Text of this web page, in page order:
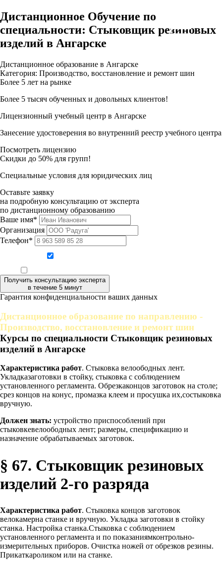
Дистанционное Обучение по
специальности: Стыковщик резиновых
изделий в Ангарске
Дистанционное образование в Ангарске
Категория: Производство, восстановление и ремонт шин
Более 5 лет на рынке
Более 5 тысяч обученных и довольных клиентов!
Лицензионный учебный центр в Ангарске
Занесение удостоверения во внутренний реестр учебного центра
Посмотреть лицензию
Скидки до 50% для групп!
Специальные условия для юридических лиц
Оставьте заявку
на подробную консультацию от эксперта
по дистанционному образованию
Ваше имя*
Организация
Телефон*
Получить консультацию эксперта
в течение 5 минут
Гарантия конфиденциальности ваших данных
Дистанционное образование по направлению -
Производство, восстановление и ремонт шин
Курсы по специальности Стыковщик резиновых
изделий в Ангарске
Характеристика работ. Стыковка велоободных лент.
Укладказаготовки в стойку, стыковка с соблюдением
установленного регламента. Обрезкаконцов заготовок на столе;
срез концов на конус, промазка клеем и просушка их,состыковка
вручную.
Должен знать: устройство приспособлений при
стыковкевелоободных лент; размеры, спецификацию и
назначение обрабатываемых заготовок.
§ 67. Стыковщик резиновых
изделий 2-го разряда
Характеристика работ. Стыковка концов заготовок
велокамерна станке и вручную. Укладка заготовки в стойку
станка. Настройка станка.Стыковка с соблюдением
установленного регламента и по показаниямконтрольно-
измерительных приборов. Очистка ножей от обрезков резины.
Прикаткароликом или на станке.